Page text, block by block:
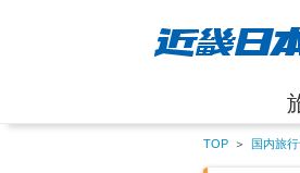
TOP ＞ 国内旅